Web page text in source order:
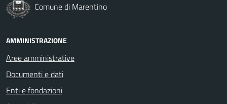
Comune di Marentino
AMMINISTRAZIONE
Aree amministrative
Documenti e dati
Enti e fondazioni